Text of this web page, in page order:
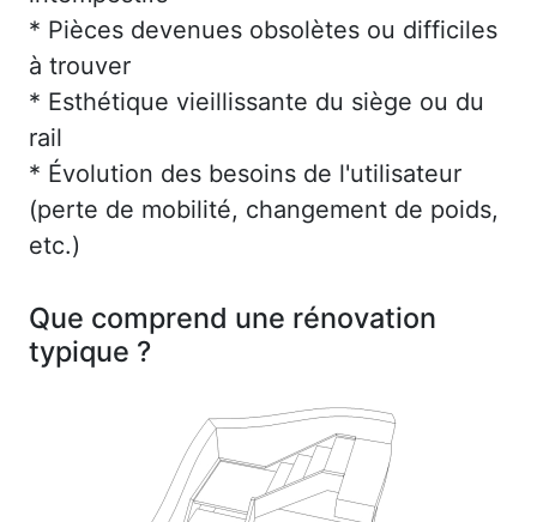
* Pièces devenues obsolètes ou difficiles
à trouver
* Esthétique vieillissante du siège ou du
rail
* Évolution des besoins de l'utilisateur
(perte de mobilité, changement de poids,
etc.)
Que comprend une rénovation
typique ?